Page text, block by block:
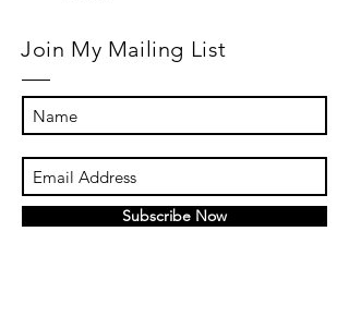
Join My Mailing List
Subscribe Now